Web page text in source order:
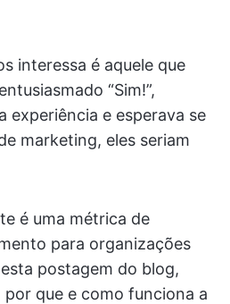
interessa é aquele que
“Sim!”,
experiência e esperava se
marketing, eles seriam
é uma métrica de
para organizações
postagem do blog,
por que e como funciona a